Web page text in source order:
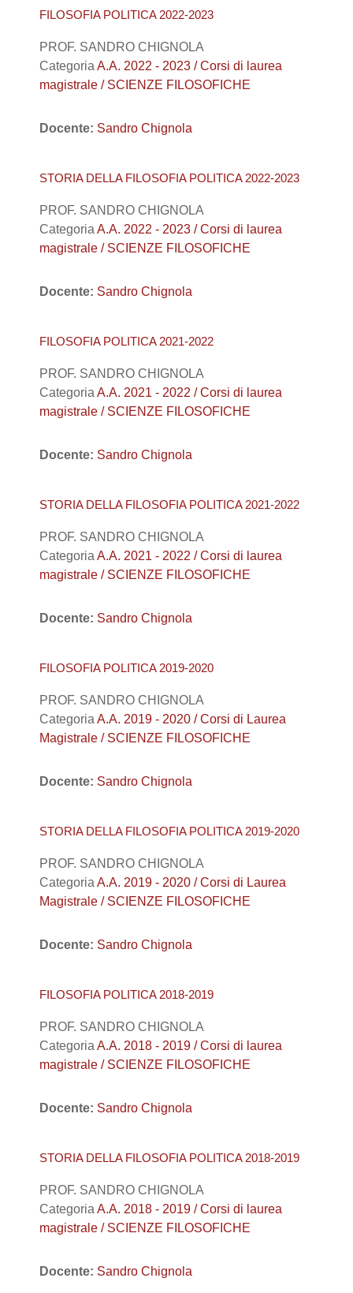
FILOSOFIA POLITICA 2022-2023
PROF. SANDRO CHIGNOLA
Categoria A.A. 2022 - 2023 / Corsi di laurea
magistrale / SCIENZE FILOSOFICHE
Docente: Sandro Chignola
STORIA DELLA FILOSOFIA POLITICA 2022-2023
PROF. SANDRO CHIGNOLA
Categoria A.A. 2022 - 2023 / Corsi di laurea
magistrale / SCIENZE FILOSOFICHE
Docente: Sandro Chignola
FILOSOFIA POLITICA 2021-2022
PROF. SANDRO CHIGNOLA
Categoria A.A. 2021 - 2022 / Corsi di laurea
magistrale / SCIENZE FILOSOFICHE
Docente: Sandro Chignola
STORIA DELLA FILOSOFIA POLITICA 2021-2022
PROF. SANDRO CHIGNOLA
Categoria A.A. 2021 - 2022 / Corsi di laurea
magistrale / SCIENZE FILOSOFICHE
Docente: Sandro Chignola
FILOSOFIA POLITICA 2019-2020
PROF. SANDRO CHIGNOLA
Categoria A.A. 2019 - 2020 / Corsi di Laurea
Magistrale / SCIENZE FILOSOFICHE
Docente: Sandro Chignola
STORIA DELLA FILOSOFIA POLITICA 2019-2020
PROF. SANDRO CHIGNOLA
Categoria A.A. 2019 - 2020 / Corsi di Laurea
Magistrale / SCIENZE FILOSOFICHE
Docente: Sandro Chignola
FILOSOFIA POLITICA 2018-2019
PROF. SANDRO CHIGNOLA
Categoria A.A. 2018 - 2019 / Corsi di laurea
magistrale / SCIENZE FILOSOFICHE
Docente: Sandro Chignola
STORIA DELLA FILOSOFIA POLITICA 2018-2019
PROF. SANDRO CHIGNOLA
Categoria A.A. 2018 - 2019 / Corsi di laurea
magistrale / SCIENZE FILOSOFICHE
Docente: Sandro Chignola